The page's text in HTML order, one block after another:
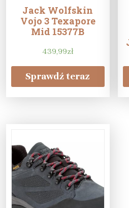
Jack Wolfskin
Vojo 3 Texapore
Mid 15377B
439,99zł
Sprawdź teraz